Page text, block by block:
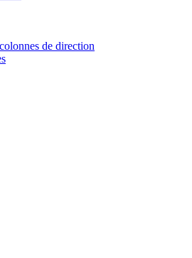
de direction